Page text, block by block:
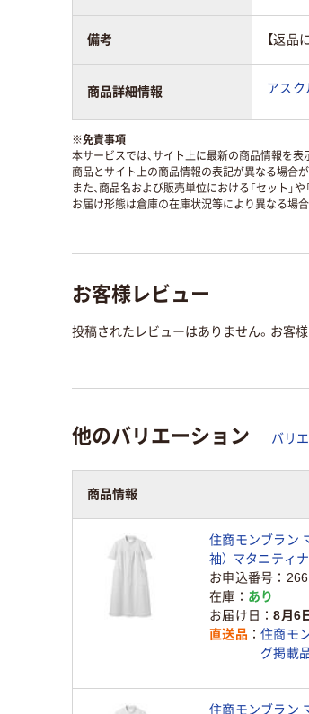
備考 【返品
商品詳細情報 アスク
※免責事項
本サービスでは、サイト上に最新の商品情報を表
商品とサイト上の商品情報の表記が異なる場合
また、商品名および販売単位における「セット」
お届け形態は倉庫の在庫状況等により異なる場
お客様レビュー
投稿されたレビューはありません。お客
他のバリエーション バリ
商品情報
住商モンブラン
袖） マタニティ
ルー（水色） L 73-
お申込番号
在庫
あり
お届け日
8月6日
直送品
住商モ
グ掲載品
住商モンブラン